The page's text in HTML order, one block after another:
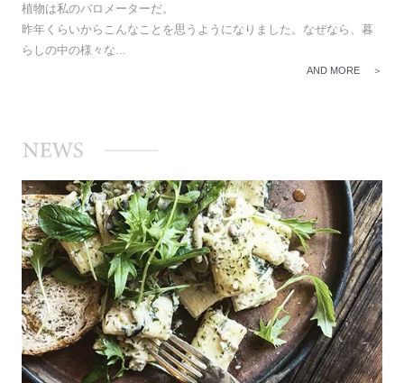
植物は私のバロメーターだ。
昨年くらいからこんなことを思うようになりました。なぜなら、暮
らしの中の様々な...
AND MORE ＞